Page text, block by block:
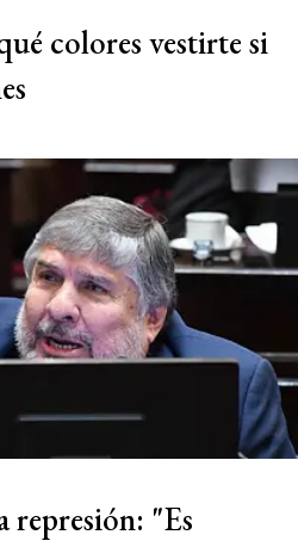
colores vestirte si
represión: "Es